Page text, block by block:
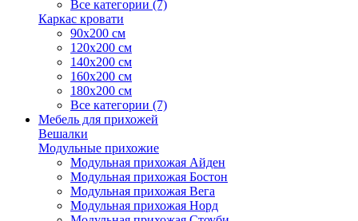
Все категории (7)
Каркас кровати
90х200 см
120х200 см
140х200 см
160х200 см
180х200 см
Все категории (7)
Мебель для прихожей
Вешалки
Модульные прихожие
Модульная прихожая Айден
Модульная прихожая Бостон
Модульная прихожая Вега
Модульная прихожая Норд